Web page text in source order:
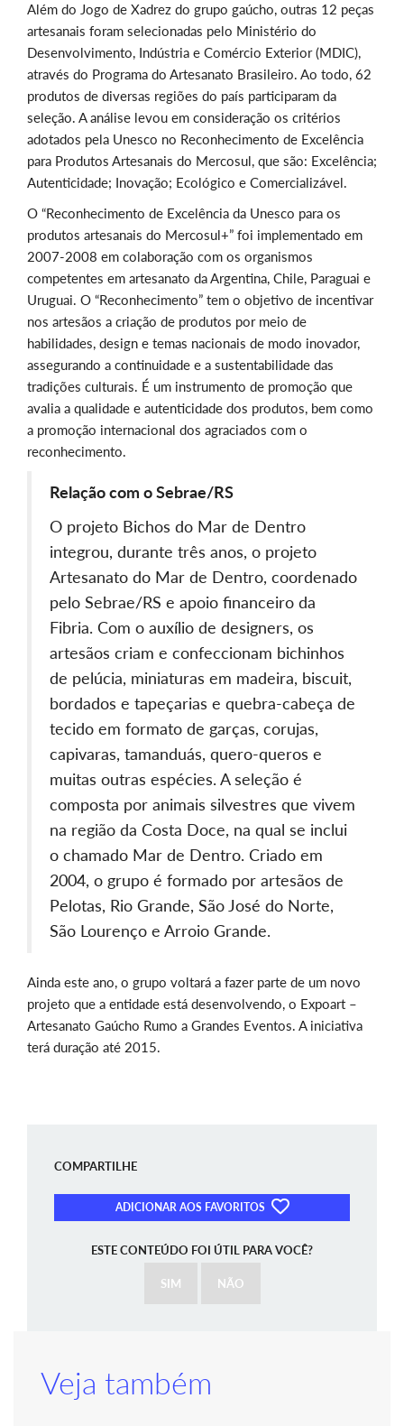
Além do Jogo de Xadrez do grupo gaúcho, outras 12 peças
artesanais foram selecionadas pelo Ministério do
Desenvolvimento, Indústria e Comércio Exterior (MDIC),
através do Programa do Artesanato Brasileiro. Ao todo, 62
produtos de diversas regiões do país participaram da
seleção. A análise levou em consideração os critérios
adotados pela Unesco no Reconhecimento de Excelência
para Produtos Artesanais do Mercosul, que são: Excelência;
Autenticidade; Inovação; Ecológico e Comercializável.
O “Reconhecimento de Excelência da Unesco para os
produtos artesanais do Mercosul+” foi implementado em
2007-2008 em colaboração com os organismos
competentes em artesanato da Argentina, Chile, Paraguai e
Uruguai. O “Reconhecimento” tem o objetivo de incentivar
nos artesãos a criação de produtos por meio de
habilidades, design e temas nacionais de modo inovador,
assegurando a continuidade e a sustentabilidade das
tradições culturais. É um instrumento de promoção que
avalia a qualidade e autenticidade dos produtos, bem como
a promoção internacional dos agraciados com o
reconhecimento.
Relação com o Sebrae/RS
O projeto Bichos do Mar de Dentro
integrou, durante três anos, o projeto
Artesanato do Mar de Dentro, coordenado
pelo Sebrae/RS e apoio financeiro da
Fibria. Com o auxílio de designers, os
artesãos criam e confeccionam bichinhos
de pelúcia, miniaturas em madeira, biscuit,
bordados e tapeçarias e quebra-cabeça de
tecido em formato de garças, corujas,
capivaras, tamanduás, quero-queros e
muitas outras espécies. A seleção é
composta por animais silvestres que vivem
na região da Costa Doce, na qual se inclui
o chamado Mar de Dentro. Criado em
2004, o grupo é formado por artesãos de
Pelotas, Rio Grande, São José do Norte,
São Lourenço e Arroio Grande.
Ainda este ano, o grupo voltará a fazer parte de um novo
projeto que a entidade está desenvolvendo, o Expoart –
Artesanato Gaúcho Rumo a Grandes Eventos. A iniciativa
terá duração até 2015.
COMPARTILHE
ADICIONAR AOS FAVORITOS
ESTE CONTEÚDO FOI ÚTIL PARA VOCÊ?
SIM NÃO
Veja também